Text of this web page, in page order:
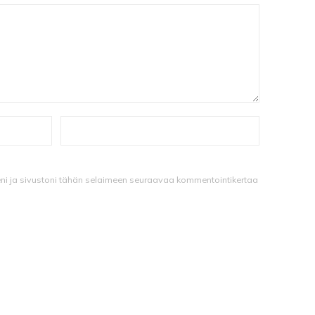
ja sivustoni tähän selaimeen seuraavaa kommentointikertaa